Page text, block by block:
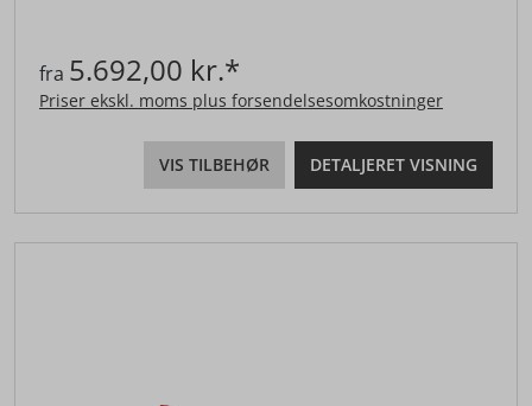
fra 5.692,00 kr.*
Priser ekskl. moms plus forsendelsesomkostninger
VIS TILBEHØR DETALJERET VISNING